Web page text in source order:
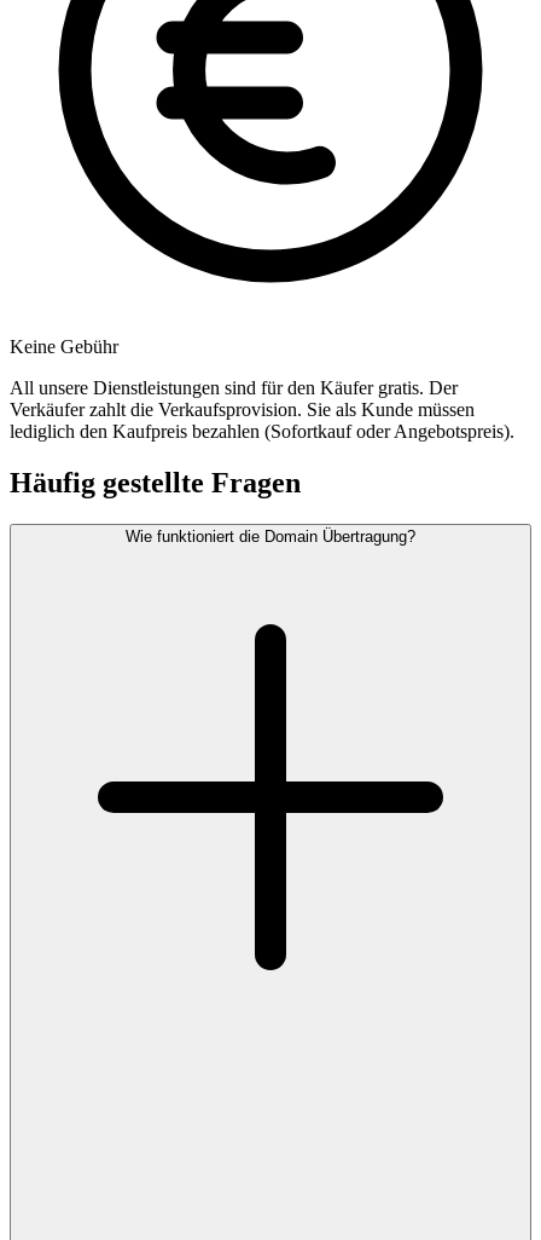
Keine Gebühr
All unsere Dienstleistungen sind für den Käufer gratis. Der
Verkäufer zahlt die Verkaufsprovision. Sie als Kunde müssen
lediglich den Kaufpreis bezahlen (Sofortkauf oder Angebotspreis).
Häufig gestellte Fragen
Wie funktioniert die Domain Übertragung?